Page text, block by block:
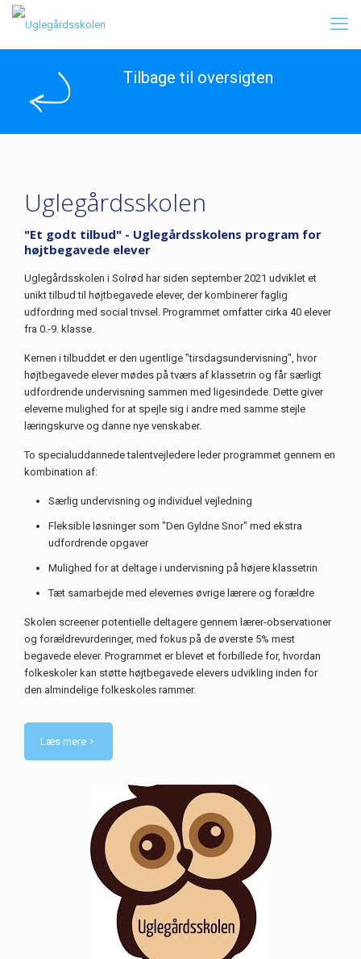
Tilbage til oversigten
Uglegårdsskolen
"Et godt tilbud" - Uglegårdsskolens program for
højtbegavede elever
Uglegårdsskolen i Solrød har siden september 2021 udviklet et
unikt tilbud til højtbegavede elever, der kombinerer faglig
udfordring med social trivsel. Programmet omfatter cirka 40 elever
fra 0.-9. klasse.
Kernen i tilbuddet er den ugentlige "tirsdagsundervisning", hvor
højtbegavede elever mødes på tværs af klassetrin og får særligt
udfordrende undervisning sammen med ligesindede. Dette giver
eleverne mulighed for at spejle sig i andre med samme stejle
læringskurve og danne nye venskaber.
To specialuddannede talentvejledere leder programmet gennem en
kombination af:
Særlig undervisning og individuel vejledning
Fleksible løsninger som "Den Gyldne Snor" med ekstra
udfordrende opgaver
Mulighed for at deltage i undervisning på højere klassetrin
Tæt samarbejde med elevernes øvrige lærere og forældre
Skolen screener potentielle deltagere gennem lærer-observationer
og forældrevurderinger, med fokus på de øverste 5% mest
begavede elever. Programmet er blevet et forbillede for, hvordan
folkeskoler kan støtte højtbegavede elevers udvikling inden for
den almindelige folkeskoles rammer.
Læs mere